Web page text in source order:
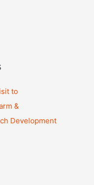
to
&
Development